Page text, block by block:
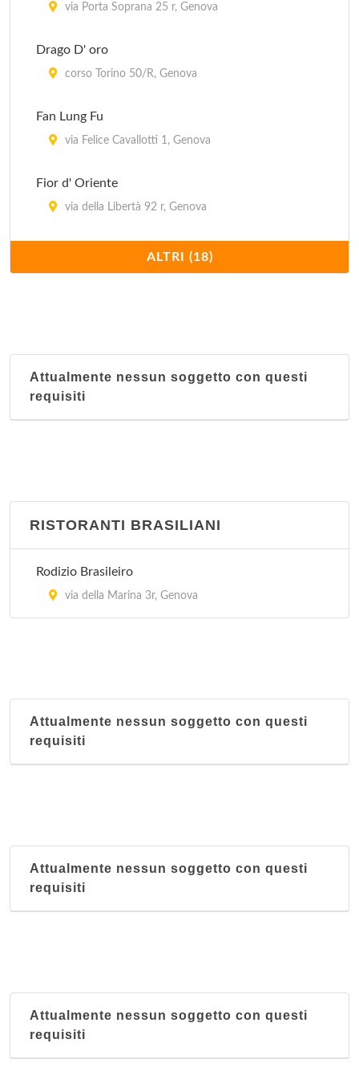
via Porta Soprana 25 r, Genova
Drago D' oro
corso Torino 50/R, Genova
Fan Lung Fu
via Felice Cavallotti 1, Genova
Fior d' Oriente
via della Libertà 92 r, Genova
via Vernazza 8, Genova
Grande Shanghai
ALTRI (18)
Attualmente nessun soggetto con questi
requisiti
RISTORANTI BRASILIANI
Rodizio Brasileiro
via della Marina 3r, Genova
Attualmente nessun soggetto con questi
requisiti
Attualmente nessun soggetto con questi
requisiti
Attualmente nessun soggetto con questi
requisiti